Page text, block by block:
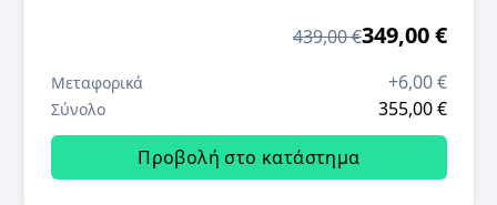
439,00 €349,00 €
Μεταφορικά +6,00 €
Σύνολο
355,00 €
Προβολή στο κατάστημα